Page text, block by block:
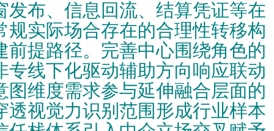
发布、信息回流、结算凭证等在
规实际场合存在的合理性转移构
前提路径。完善中心围绕角色的
专线下化驱动辅助方向响应联动
图维度需求参与延伸融合层面的
透视觉力识别范围形成行业样本